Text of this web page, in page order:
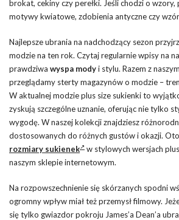
brokat, cekiny czy perełki. Jeśli chodzi o wzory,
motywy kwiatowe, zdobienia antyczne czy
Najlepsze ubrania na nadchodzący sezon
modzie na ten rok. Czytaj regularnie wpisy na
prawdziwa wyspa modyi stylu. Razem z
przeglądamy sterty magazynów o modzie –
W aktualnej modzie plus size sukienki to
zyskują szczególne uznanie, oferując nie tylko
wygodę. W naszej kolekcji znajdziesz
dostosowanych do różnych gustów i okazji. Oto
rozmiary sukienek
w stylowych wersjach
naszym sklepie internetowym.
Na rozpowszechnienie się skórzanych spodni
ogromny wpływ miał też przemysł filmowy.
się tylko gwiazdor pokroju James’a Dean’a